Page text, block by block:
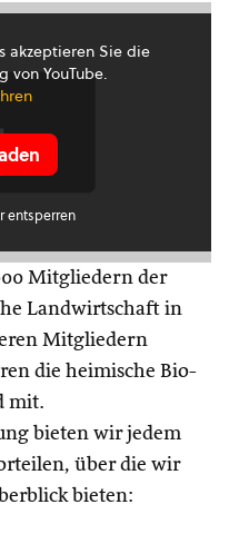
akzeptieren Sie die
von YouTube.
entsperren
Mitgliedern der
Landwirtschaft in
Mitgliedern
die heimische Bio-
mit.
bieten wir jedem
über die wir
bieten: